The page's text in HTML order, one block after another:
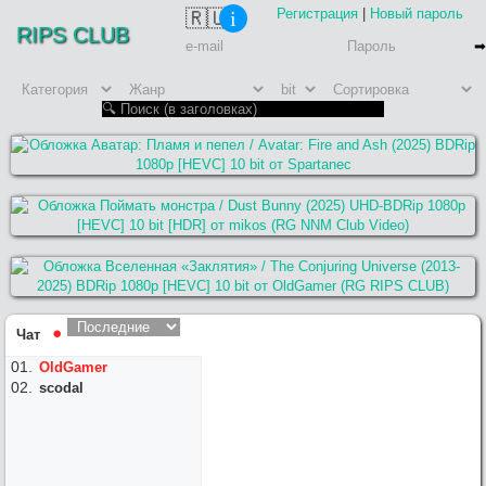
RIPS CLUB
🇷🇺 i Регистрация| Новый пароль
Чат
⚫︎
OldGamer
scodal